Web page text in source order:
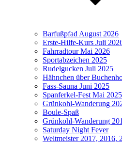
Barfußpfad August 2026
Erste-Hilfe-Kurs Juli
Fahrradtour Mai 2026
Sportabzeichen 2025
Rudelgucken Juli 2025
Hähnchen über
Fass-Sauna Juni 2025
Spanferkel-Fest Mai 2025
Grünkohl-Wanderung
Boule-Spaß
Grünkohl-Wanderung
Saturday Night Fever
Weltmeister 2017, 2016,